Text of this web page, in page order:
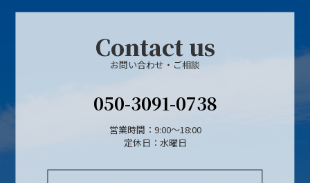
Contact us
お問い合わせ・ご相談
050-3091-0738
営業時間：9:00～18:00
定休日：水曜日